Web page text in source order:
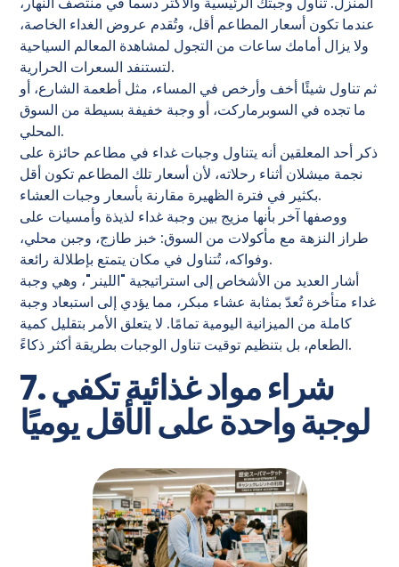
عندما تكون أسعار المطاعم أقل، وتُقدم عروض الغداء الخاصة،
ولا يزال أمامك ساعات من التجول لمشاهدة المعالم السياحية
لتستنفد السعرات الحرارية.
ثم تناول شيئًا أخف وأرخص في المساء، مثل أطعمة الشارع، أو
ما تجده في السوبرماركت، أو وجبة خفيفة بسيطة من السوق
المحلي.
ذكر أحد المعلقين أنه يتناول وجبات غداء في مطاعم حائزة على
نجمة ميشلان أثناء رحلاته، لأن أسعار تلك المطاعم تكون أقل
بكثير في فترة الظهيرة مقارنة بأسعار وجبات العشاء.
ووصفها آخر بأنها مزيج بين وجبة غداء لذيذة وأمسيات على
طراز النزهة مع مأكولات من السوق: خبز طازج، وجبن محلي،
وفواكه، تُتناول في مكان يتمتع بإطلالة رائعة.
أشار العديد من الأشخاص إلى استراتيجية "اللينر"، وهي وجبة
غداء متأخرة تُعدّ بمثابة عشاء مبكر، مما يؤدي إلى استبعاد وجبة
كاملة من الميزانية اليومية تمامًا. لا يتعلق الأمر بتقليل كمية
الطعام، بل بتنظيم توقيت تناول الوجبات بطريقة أكثر ذكاءً.
7. شراء مواد غذائية تكفي
لوجبة واحدة على الأقل يوميًا